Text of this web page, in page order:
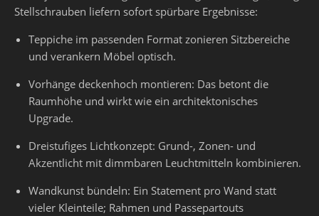
Stellschrauben liefern sofort spürbare Ergebnisse:
Teppiche im passenden Format zonieren Sitzbereiche
und verankern Möbel optisch.
Vorhänge deckenhoch montieren: Das betont die
Raumhöhe und wirkt wie ein architektonisches
Upgrade.
Dreistufiges Lichtkonzept: Grund-, Zonen- und
Akzentlicht mit dimmbaren Leuchtmitteln kombinieren.
Wandkunst bündeln: Ein Statement pro Wand statt
vieler Kleinteile; Rahmen und Passepartouts